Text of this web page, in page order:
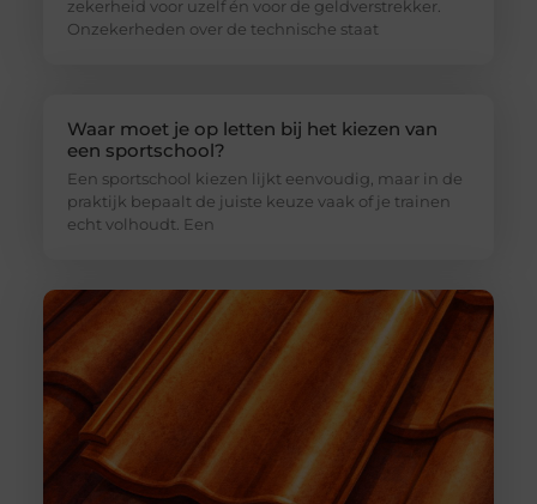
zekerheid voor uzelf én voor de geldverstrekker.
Onzekerheden over de technische staat
Waar moet je op letten bij het kiezen van
een sportschool?
Een sportschool kiezen lijkt eenvoudig, maar in de
praktijk bepaalt de juiste keuze vaak of je trainen
echt volhoudt. Een